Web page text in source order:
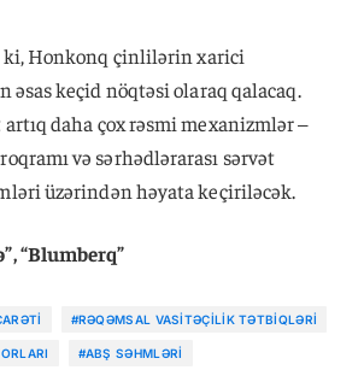
ki, Honkonq çinlilərin xarici
əsas keçid nöqtəsi olaraq qalacaq.
daha çox rəsmi mexanizmlər –
və sərhədlərarası sərvət
üzərindən həyata keçiriləcək.
“Blumberq”
#RƏQƏMSAL VASITƏÇILIK TƏTBIQLƏRI
#ABŞ SƏHMLƏRI